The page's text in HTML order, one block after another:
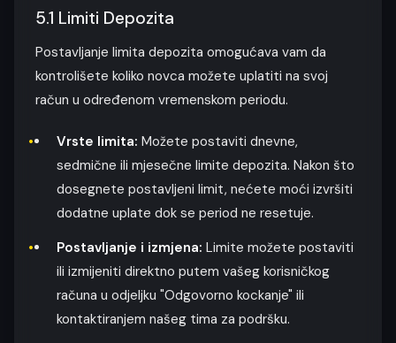
5.1 Limiti Depozita
Postavljanje limita depozita omogućava vam da
kontrolišete koliko novca možete uplatiti na svoj
račun u određenom vremenskom periodu.
Vrste limita: Možete postaviti dnevne,
sedmične ili mjesečne limite depozita. Nakon što
dosegnete postavljeni limit, nećete moći izvršiti
dodatne uplate dok se period ne resetuje.
Postavljanje i izmjena: Limite možete postaviti
ili izmijeniti direktno putem vašeg korisničkog
računa u odjeljku "Odgovorno kockanje" ili
kontaktiranjem našeg tima za podršku.